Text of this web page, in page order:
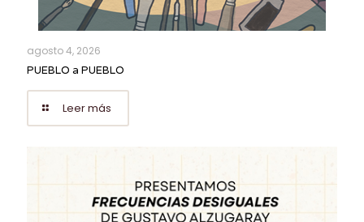
agosto 4, 2026
PUEBLO a PUEBLO
Leer más